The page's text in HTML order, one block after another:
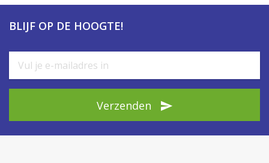
BLIJF OP DE HOOGTE!
Verzenden